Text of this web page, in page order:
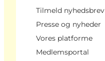
Tilmeld nyhedsbrev
Presse og nyheder
Vores platforme
Medlemsportal